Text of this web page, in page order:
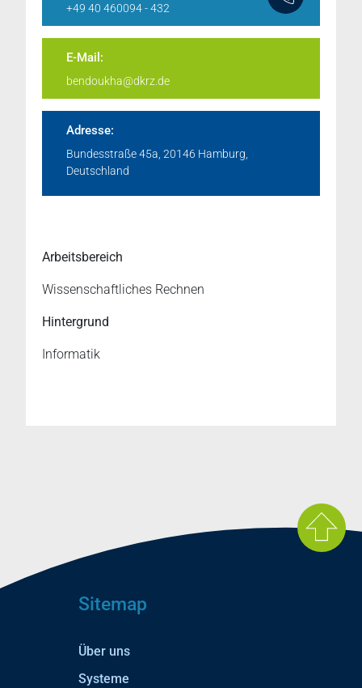
+49 40 460094 - 432
E-Mail:
bendoukha@dkrz.de
Adresse:
Bundesstraße 45a, 20146 Hamburg,
Deutschland
Arbeitsbereich
Wissenschaftliches Rechnen
Hintergrund
Informatik
Sitemap
Über uns
Systeme